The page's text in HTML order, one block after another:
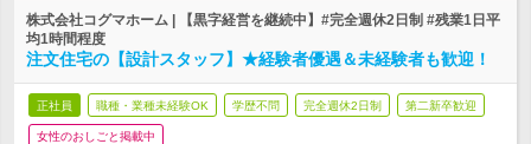
株式会社コグマホーム | 【黒字経営を継続中】#完全週休2日制 #残業1日平
均1時間程度
注文住宅の【設計スタッフ】★経験者優遇＆未経験者も歓迎！
正社員 職種・業種未経験OK 学歴不問 完全週休2日制 第二新卒歓迎
女性のおしごと掲載中